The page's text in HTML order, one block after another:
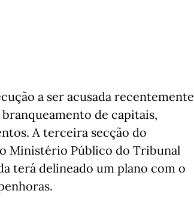
a ser acusada recentemente
de capitais,
A terceira secção do
Ministério Público do Tribunal
terá delineado um plano com o